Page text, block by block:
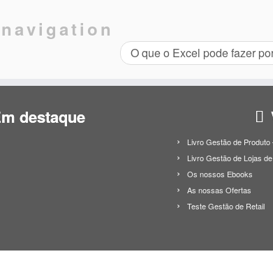
O que o Excel pode fazer
destaque
Livro Gestão de
Livro Gestão de Lojas
Os nossos Ebooks
As nossas Ofertas
Teste Gestão de Retail